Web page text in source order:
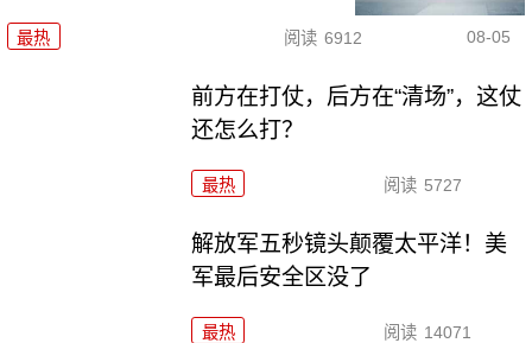
最热 阅读 6912 08-05
前方在打仗，后方在“清场”，这仗
还怎么打？
最热 阅读 5727
解放军五秒镜头颠覆太平洋！美
军最后安全区没了
最热 阅读 14071